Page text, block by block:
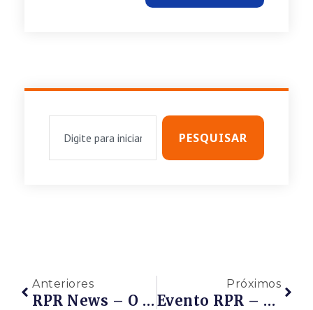
PESQUISAR
Anteriores
RPR News – O Ministro De Minas E Energia, Bento Albuquerque, Defendeu Que Medidas Emergenciais Para O Setor De Petróleo Devem Buscar A Preservação De Pequenas E Médias Empresas De Exploração E Produção Que Entraram No Mercado Brasileiro Nos Últimos Anos.
Próximos
Evento RPR – Webinar RPR – RESPONSABILIDADE SOCIAL CORPORATIVA – 07/04/2020 – De 17h Às 18h00 – PARTICIPE!!!